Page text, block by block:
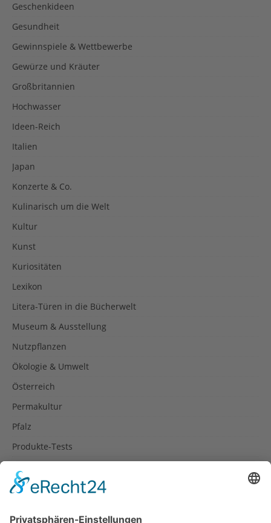
Geschenkideen
Gesundheit
Gewinnspiele & Wettbewerbe
Gewürze und Kräuter
Großbritannien
Hochwasser
Ideen-Reich
Italien
Japan
Konzerte & Co.
Kulinarisch um die Welt
Kultur
Kunst
Kuriositäten
Lexikon
Litera-Türen in die Bücherwelt
Museum & Ausstellung
Nutzpflanzen
Ökologie & Umwelt
Österreich
Permakultur
Pfalz
Produkte-Tests
Rezepte